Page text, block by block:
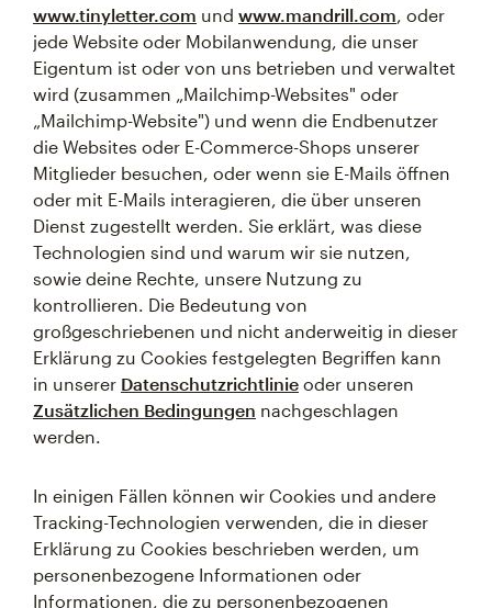
www.tinyletter.com und www.mandrill.com, oder
jede Website oder Mobilanwendung, die unser
Eigentum ist oder von uns betrieben und verwaltet
wird (zusammen „Mailchimp-Websites" oder
„Mailchimp-Website") und wenn die Endbenutzer
die Websites oder E-Commerce-Shops unserer
Mitglieder besuchen, oder wenn sie E-Mails öffnen
oder mit E-Mails interagieren, die über unseren
Dienst zugestellt werden. Sie erklärt, was diese
Technologien sind und warum wir sie nutzen,
sowie deine Rechte, unsere Nutzung zu
kontrollieren. Die Bedeutung von
großgeschriebenen und nicht anderweitig in dieser
Erklärung zu Cookies festgelegten Begriffen kann
in unserer Datenschutzrichtlinie oder unseren
Zusätzlichen Bedingungen nachgeschlagen
werden.
In einigen Fällen können wir Cookies und andere
Tracking-Technologien verwenden, die in dieser
Erklärung zu Cookies beschrieben werden, um
personenbezogene Informationen oder
Informationen, die zu personenbezogenen